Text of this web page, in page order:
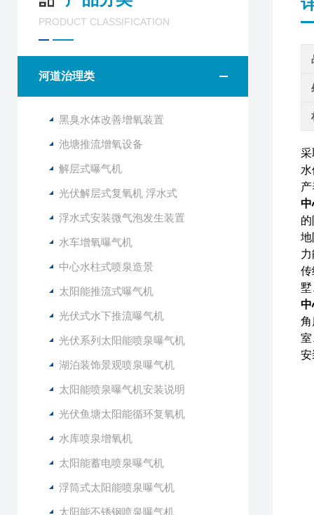
PRODUCT CLASSIFICATION
河道治理类
黑臭水体改善增氧装置
池塘推流增氧设备
解层式曝气机
光伏解层式复氧机 浮水式
浮水式安装微气泡发生装置
水车增氧曝气机
中心水柱式喷泉造景
太阳能推流式曝气机
光伏式水下推流曝气机
光伏系列太阳能喷泉曝气机
湖泊装饰景观喷泉曝气机
太阳能喷泉曝气机安装说明
光伏鱼塘太阳能循环复氧机
水库喷泉增氧机
太阳能蓄电喷泉曝气机
浮筒式太阳能喷泉曝气机
太阳能不锈钢喷泉曝气机
采
中
地
传
墅
中
角
室
安